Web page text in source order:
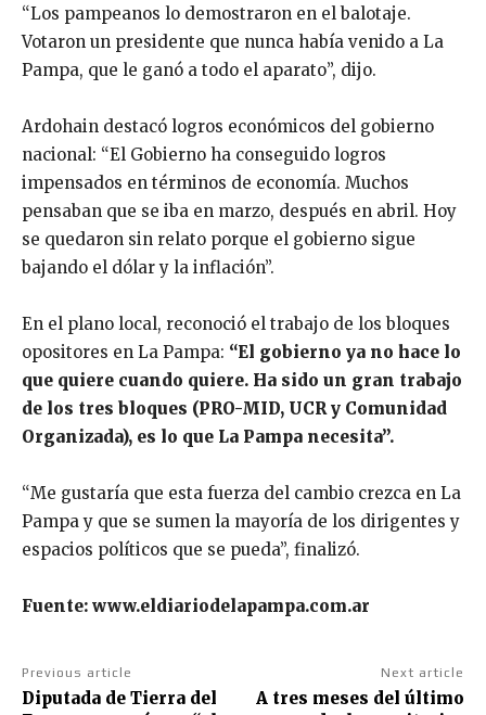
“Los pampeanos lo demostraron en el balotaje.
Votaron un presidente que nunca había venido a La
Pampa, que le ganó a todo el aparato”, dijo.
Ardohain destacó logros económicos del gobierno
nacional: “El Gobierno ha conseguido logros
impensados en términos de economía. Muchos
pensaban que se iba en marzo, después en abril. Hoy
se quedaron sin relato porque el gobierno sigue
bajando el dólar y la inflación”.
En el plano local, reconoció el trabajo de los bloques
opositores en La Pampa: “El gobierno ya no hace lo
que quiere cuando quiere. Ha sido un gran trabajo
de los tres bloques (PRO-MID, UCR y Comunidad
Organizada), es lo que La Pampa necesita”.
“Me gustaría que esta fuerza del cambio crezca en La
Pampa y que se sumen la mayoría de los dirigentes y
espacios políticos que se pueda”, finalizó.
Fuente: www.eldiariodelapampa.com.ar
Previous article
Diputada de Tierra del
Next article
A tres meses del último